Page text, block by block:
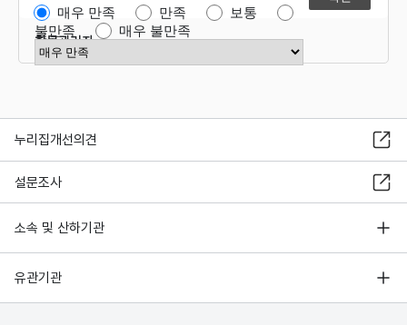
매우 만족 만족
보통
불만족
매우 불만족
만족도 점수 선택
항목관리자
누리집개선의견
설문조사
소속 및 산하기관
유관기관